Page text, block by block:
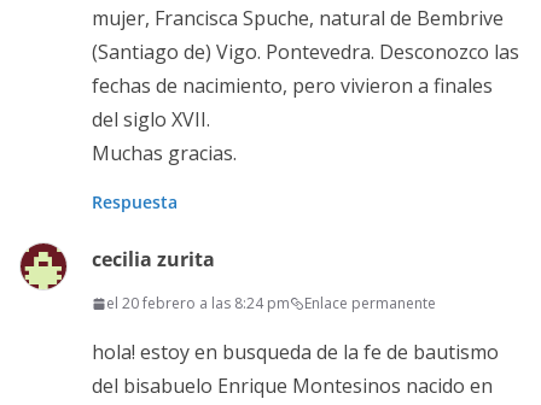
mujer, Francisca Spuche, natural de Bembrive
(Santiago de) Vigo. Pontevedra. Desconozco las
fechas de nacimiento, pero vivieron a finales
del siglo XVII.
Muchas gracias.
Respuesta
cecilia zurita
el 20 febrero a las 8:24 pm Enlace permanente
hola! estoy en busqueda de la fe de bautismo
del bisabuelo Enrique Montesinos nacido en